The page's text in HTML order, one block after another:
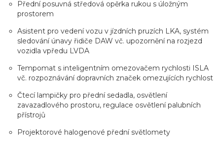
Přední posuvná středová opěrka rukou s úložným
prostorem
Asistent pro vedení vozu v jízdních pruzích LKA, systém
sledování únavy řidiče DAW vč. upozornění na rozjezd
vozidla vpředu LVDA
Tempomat s inteligentním omezovačem rychlosti ISLA
vč. rozpoznávání dopravních značek omezujících rychlost
Čtecí lampičky pro přední sedadla, osvětlení
zavazadlového prostoru, regulace osvětlení palubních
přístrojů
Projektorové halogenové přední světlomety